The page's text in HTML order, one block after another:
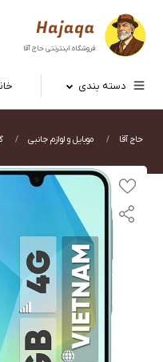
فروشگاه اینترنتیحاج آقا
دسته بندی
حاج آقا موبایل و لوازم جانبی